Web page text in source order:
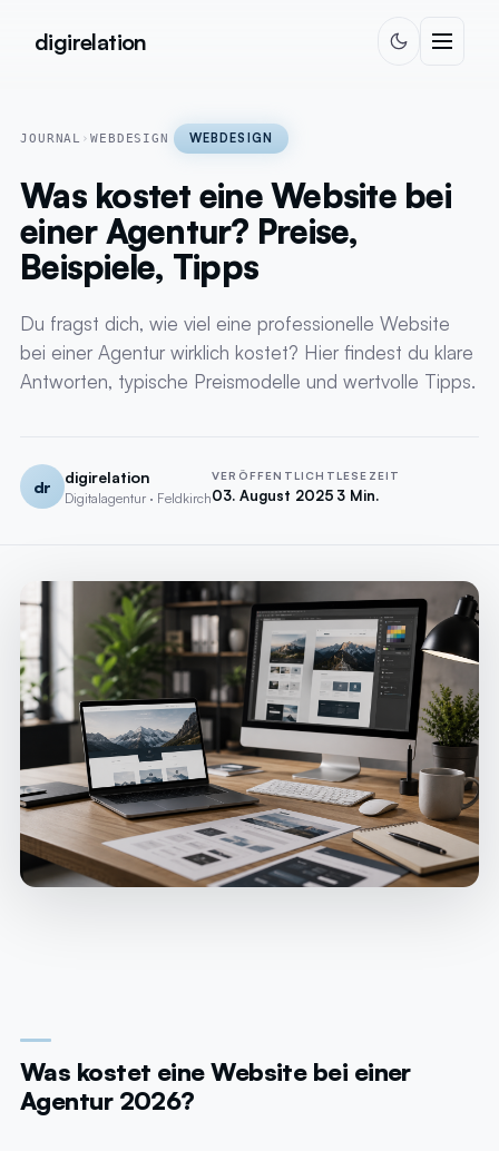
digirelation
JOURNAL ›WEBDESIGN WEBDESIGN
Was kostet eine Website bei
einer Agentur? Preise,
Beispiele, Tipps
Du fragst dich, wie viel eine professionelle Website
bei einer Agentur wirklich kostet? Hier findest du klare
Antworten, typische Preismodelle und wertvolle Tipps.
dr
digirelation
Digitalagentur · Feldkirch
VERÖFFENTLICHT
03. August 2025
LESEZEIT
3 Min.
Was kostet eine Website bei einer
Agentur 2026?